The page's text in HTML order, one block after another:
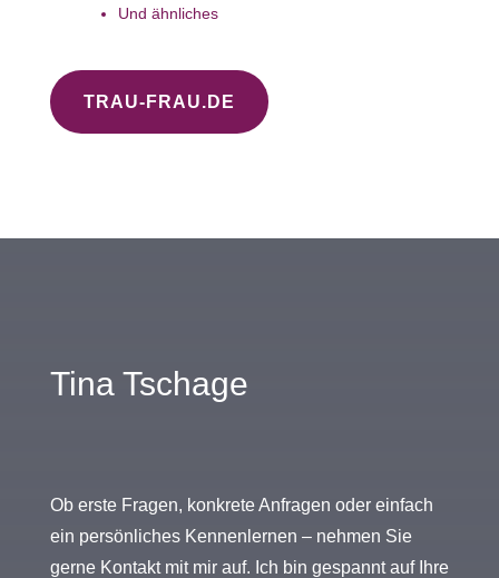
Und ähnliches
TRAU-FRAU.DE
Tina Tschage
Ob erste Fragen, konkrete Anfragen oder einfach
ein persönliches Kennenlernen – nehmen Sie
gerne Kontakt mit mir auf. Ich bin gespannt auf Ihre